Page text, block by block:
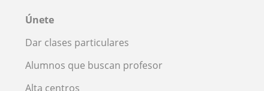
Únete
Dar clases particulares
Alumnos que buscan profesor
Alta centros